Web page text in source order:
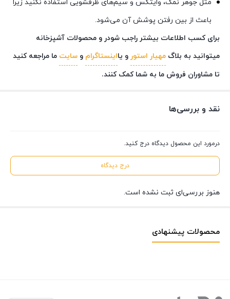
مثل جوهر نمک، وایتکس و سیم‌های ظرفشویی استفاده نکنید زیرا
باعث از بین رفتن پوشش آن می‌شود.
برای کسب اطلاعات بیشتر راجب شودر و محصولات آشپزخانه
میتوانید به بلاگ مهیار استور و یااینستاگرام و سایت ما مراجعه کنید
تا مشاوران فروش ما به شما کمک کنند.
نقد و بررسی‌ها
درمورد این محصول دیدگاه درج کنید.
درج دیدگاه
هنوز بررسی‌ای ثبت نشده است.
محصولات پیشنهادی